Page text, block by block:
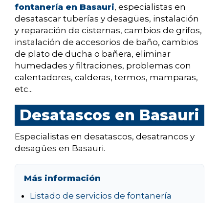
fontanería en Basauri, especialistas en
desatascar tuberías y desagües, instalación
y reparación de cisternas, cambios de grifos,
instalación de accesorios de baño, cambios
de plato de ducha o bañera, eliminar
humedades y filtraciones, problemas con
calentadores, calderas, termos, mamparas,
etc...
Desatascos en Basauri
Especialistas en desatascos, desatrancos y
desagües en Basauri.
Más información
Listado de servicios de fontanería